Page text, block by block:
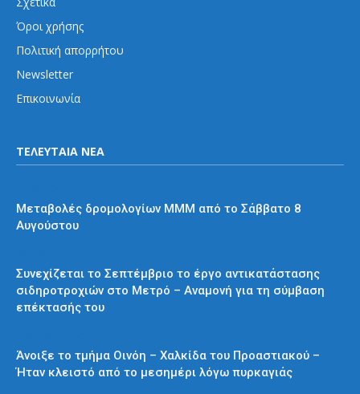
Όροι χρήσης
Πολιτική απορρήτου
Newsletter
Επικοινωνία
ΤΕΛΕΥΤΑΙΑ ΝΕΑ
Μεταβολές δρομολογίων ΜΜΜ από το Σάββατο 8
Αυγούστου
Συνεχίζεται το Σεπτέμβριο το έργο αντικατάστασης
σιδηροτροχιών στο Μετρό – Αναμονή για τη σύμβαση
επέκτασής του
Άνοιξε το τμήμα Οινόη – Χαλκίδα του Προαστιακού –
Ήταν κλειστό από το μεσημέρι λόγω πυρκαγιάς